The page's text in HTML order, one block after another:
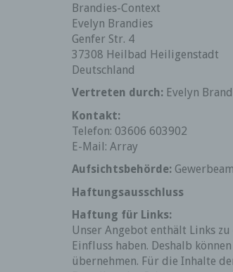
Brandies-Context
Evelyn Brandies
Genfer Str. 4
37308 Heilbad Heiligenstadt
Deutschland
Vertreten durch: Evelyn
Kontakt:
Telefon: 03606 603902
E-Mail: Array
Aufsichtsbehörde:
Haftungsausschluss
Haftung für Links:
Unser Angebot enthält Links
Einfluss haben. Deshalb
übernehmen. Für die Inhalte